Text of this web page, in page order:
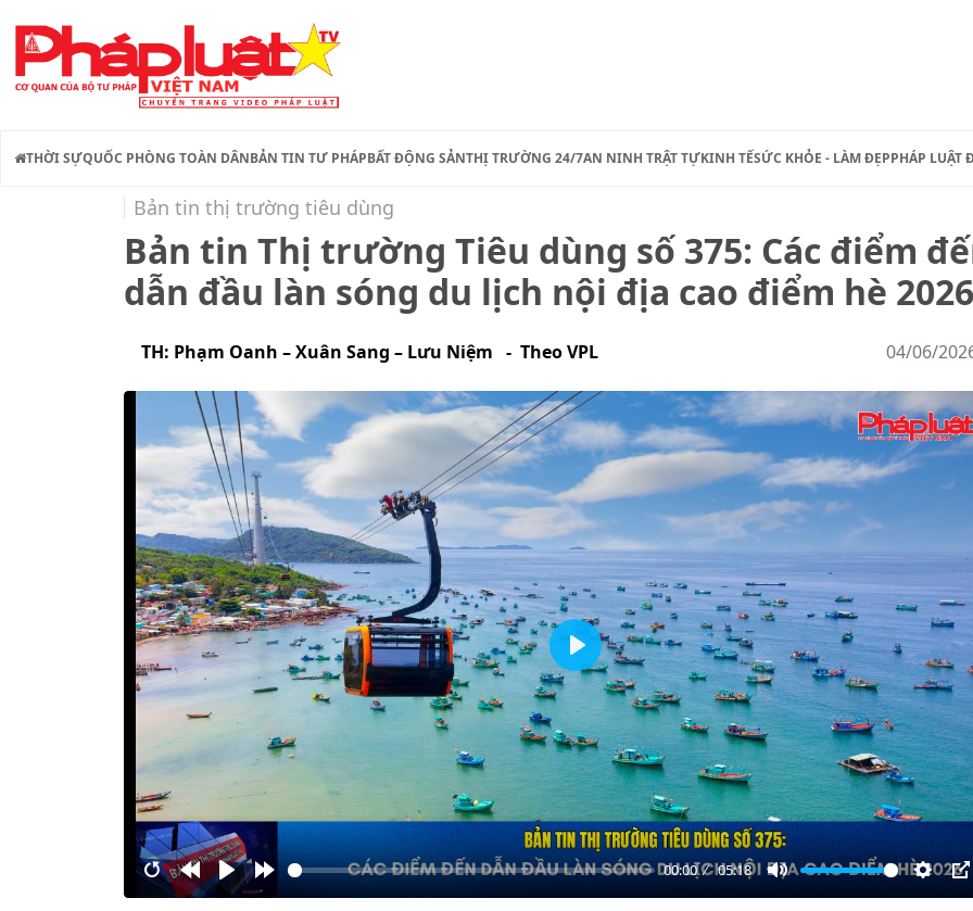
THỜI SỰQUỐC PHÒNG TOÀN DÂNBẢN TIN TƯ PHÁPBẤT ĐỘNG SẢNTHỊ TRƯỜNG 24/7AN NINH TRẬT TỰKINH TẾSỨC KHỎE - LÀM ĐẸPPHÁP LUẬT
Bản tin thị trường tiêu dùng
Bản tin Thị trường Tiêu dùng số 375: Các điểm
dẫn đầu làn sóng du lịch nội địa cao điểm hè 2026
TH: Phạm Oanh – Xuân Sang – Lưu Niệm - Theo VPL 04/06/
RestartRewindPlay
Forward
00:00 05:18
Play